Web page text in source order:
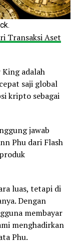
Transaksi Aset
adalah
saji global
kripto sebagai
jawab
Phu dari Flash
luas, tetapi di
Dengan
membayar
menghadirkan
Phu.